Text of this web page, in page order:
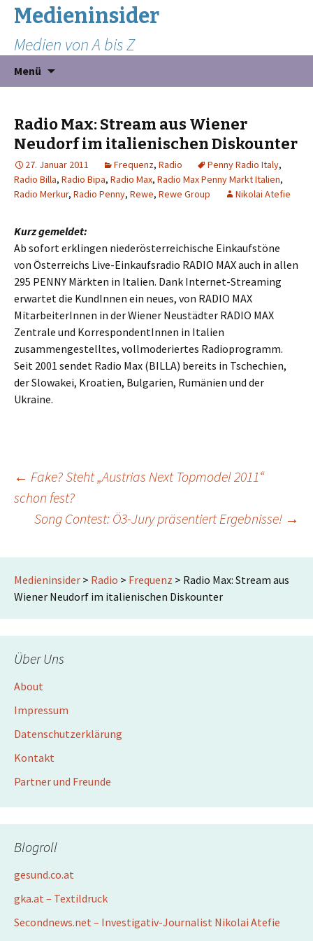
Medieninsider
Medien von A bis Z
Menü
Radio Max: Stream aus Wiener
Neudorf im italienischen Diskounter
27. Januar 2011 Frequenz, Radio Penny Radio Italy,
Radio Billa, Radio Bipa, Radio Max, Radio Max Penny Markt Italien,
Radio Merkur, Radio Penny, Rewe, Rewe Group Nikolai Atefie
Kurz gemeldet:
Ab sofort erklingen niederösterreichische Einkaufstöne
von Österreichs Live-Einkaufsradio RADIO MAX auch in allen
295 PENNY Märkten in Italien. Dank Internet-Streaming
erwartet die KundInnen ein neues, von RADIO MAX
MitarbeiterInnen in der Wiener Neustädter RADIO MAX
Zentrale und KorrespondentInnen in Italien
zusammengestelltes, vollmoderiertes Radioprogramm.
Seit 2001 sendet Radio Max (BILLA) bereits in Tschechien,
der Slowakei, Kroatien, Bulgarien, Rumänien und der
Ukraine.
Beitrags-
Navigation
← Fake? Steht „Austrias Next Topmodel 2011“
schon fest?
Song Contest: Ö3-Jury präsentiert Ergebnisse! →
Medieninsider > Radio > Frequenz > Radio Max: Stream aus
Wiener Neudorf im italienischen Diskounter
Über Uns
About
Impressum
Datenschutzerklärung
Kontakt
Partner und Freunde
Blogroll
gesund.co.at
gka.at – Textildruck
Secondnews.net – Investigativ-Journalist Nikolai Atefie